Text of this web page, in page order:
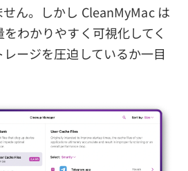
ん。しかし CleanMyMac は
わかりやすく可視化してく
ージを圧迫しているか一目